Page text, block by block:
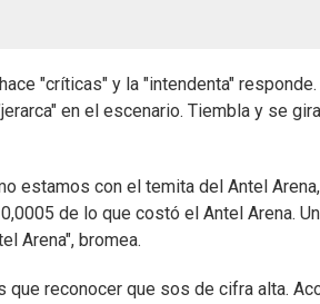
"críticas" y la "intendenta"
en el escenario. Tiembla y se
estamos con el temita del Antel
de lo que costó el Antel Arena.
Arena", bromea.
que reconocer que sos de cifra alta.